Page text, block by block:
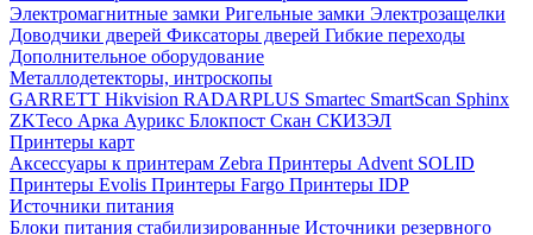
Электромагнитные замки Ригельные замки Электрозащелки
Доводчики дверей Фиксаторы дверей Гибкие переходы
Дополнительное оборудование
Металлодетекторы, интроскопы
GARRETT Hikvision RADARPLUS Smartec SmartScan Sphinx
ZKTeco Арка Аурикс Блокпост Скан СКИЗЭЛ
Принтеры карт
Аксессуары к принтерам Zebra Принтеры Advent SOLID
Принтеры Evolis Принтеры Fargo Принтеры IDP
Источники питания
Блоки питания стабилизированные Источники резервного